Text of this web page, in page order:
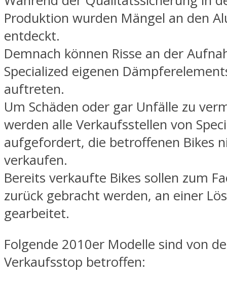
Produktion wurden Mängel an den
entdeckt.
Demnach können Risse an der
Specialized eigenen
auftreten.
Um Schäden oder gar Unfälle zu
werden alle Verkaufsstellen von
aufgefordert, die betroffenen Bikes
verkaufen.
Bereits verkaufte Bikes sollen zum
zurück gebracht werden, an einer
gearbeitet.
Folgende 2010er Modelle sind von
Verkaufsstop betroffen: